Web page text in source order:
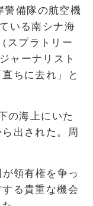
警備隊の航空機
いる南シナ海
スプラトリー
ャーナリスト
ちに去れ」と
の海上にいた
出された。周
領有権を争っ
る貴重な機会